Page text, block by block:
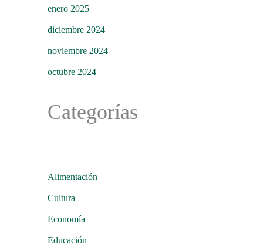
enero 2025
diciembre 2024
noviembre 2024
octubre 2024
Categorías
Alimentación
Cultura
Economía
Educación